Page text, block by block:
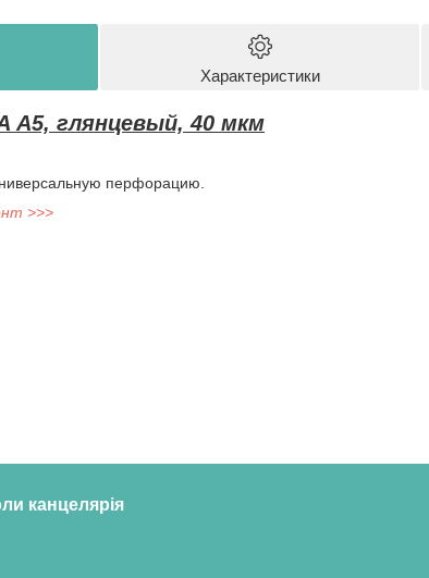
Характеристики
А5, глянцевый, 40 мкм
перфорацию.
>>>
канцелярія